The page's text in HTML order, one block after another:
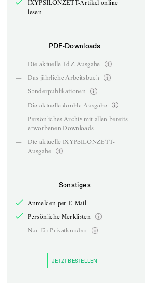
IXYPSILONZETT-Artikel online
lesen
PDF-Downloads
—
Die aktuelle TdZ-Ausgabe
—
Das jährliche Arbeitsbuch
—
Sonderpublikationen
—
Die aktuelle double-Ausgabe
—
Persönliches Archiv mit allen bereits
erworbenen Downloads
—
Die aktuelle IXYPSILONZETT-
Ausgabe
Sonstiges
Anmelden per E-Mail
Persönliche Merklisten
—
Nur für Privatkunden
JETZT BESTELLEN